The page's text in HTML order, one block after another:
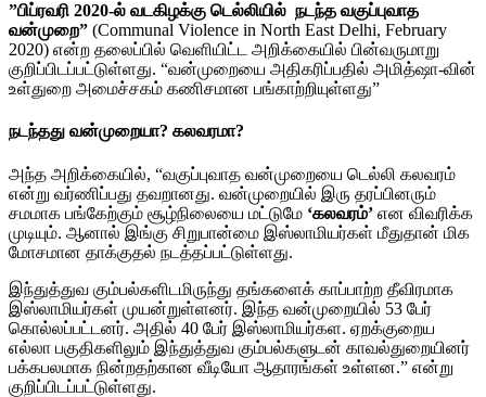
”பிப்ரவரி 2020-ல் வடகிழக்கு டெல்லியில் நடந்த வகுப்புவாத
வன்முறை” (Communal Violence in North East Delhi, February
2020) என்ற தலைப்பில் வெளியிட்ட அறிக்கையில் பின்வருமாறு
குறிப்பிடப்பட்டுள்ளது. “வன்முறையை அதிகரிப்பதில் அமித்ஷா-வின்
உள்துறை அமைச்சகம் கணிசமான பங்காற்றியுள்ளது”
நடந்தது வன்முறையா? கலவரமா?
அந்த அறிக்கையில், “வகுப்புவாத வன்முறையை டெல்லி கலவரம்
என்று வர்ணிப்பது தவறானது. வன்முறையில் இரு தரப்பினரும்
சமமாக பங்கேற்கும் சூழ்நிலையை மட்டுமே ‘கலவரம்’ என விவரிக்க
முடியும். ஆனால் இங்கு சிறுபான்மை இஸ்லாமியர்கள் மீதுதான் மிக
மோசமான தாக்குதல் நடத்தப்பட்டுள்ளது.
இந்துத்துவ கும்பல்களிடமிருந்து தங்களைக் காப்பாற்ற தீவிரமாக
இஸ்லாமியர்கள் முயன்றுள்ளனர். இந்த வன்முறையில் 53 பேர்
கொல்லப்பட்டனர். அதில் 40 பேர் இஸ்லாமியர்கள. ஏறக்குறைய
எல்லா பகுதிகளிலும் இந்துத்துவ கும்பல்களுடன் காவல்துறையினர்
பக்கபலமாக நின்றதற்கான வீடியோ ஆதாரங்கள் உள்ளன.” என்று
குறிப்பிடப்பட்டுள்ளது.